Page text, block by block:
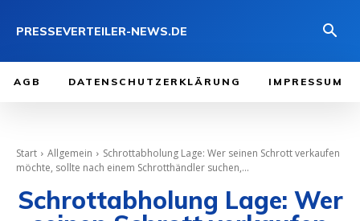
PRESSEVERTEILER-NEWS.DE
AGB DATENSCHUTZERKLÄRUNG IMPRESSUM
Start Allgemein
Schrottabholung Lage: Wer seinen Schrott verkaufen
möchte, sollte nach einem Schrotthändler suchen,...
Schrottabholung Lage: Wer